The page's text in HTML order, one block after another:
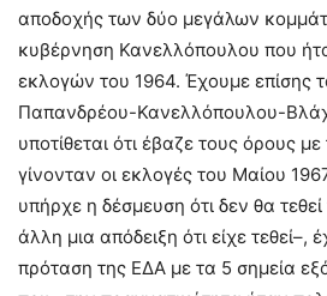
αποδοχής των δύο μεγάλων
κυβέρνηση Κανελλόπουλου που
εκλογών του 1964. Έχουμε επίσης
Παπανδρέου-Κανελλόπουλου-
υποτίθεται ότι έβαζε τους όρους
γίνονταν οι εκλογές του Μαίου
υπήρχε η δέσμευση ότι δεν θα
άλλη μια απόδειξη ότι είχε τεθεί–,
πρόταση της ΕΔΑ με τα 5 σημεία